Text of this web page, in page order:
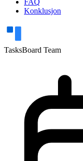
FAQ
Konklusjon
TasksBoard Team